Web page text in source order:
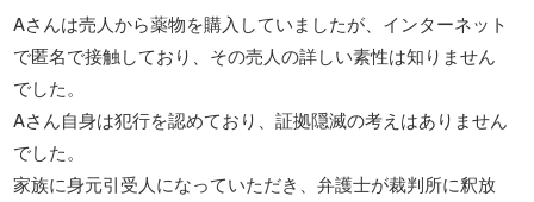
Aさんは売人から薬物を購入していましたが、インターネット
で匿名で接触しており、その売人の詳しい素性は知りません
でした。
Aさん自身は犯行を認めており、証拠隠滅の考えはありません
でした。
家族に身元引受人になっていただき、弁護士が裁判所に釈放